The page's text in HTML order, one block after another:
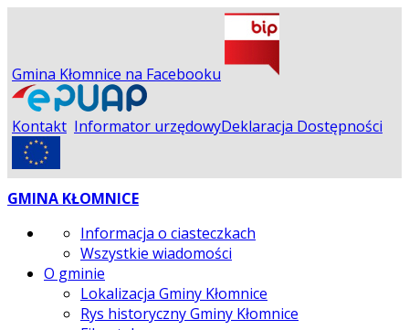
Gmina Kłomnice na Facebooku
Kontakt Informator urzędowyDeklaracja Dostępności
GMINA KŁOMNICE
Informacja o ciasteczkach
Wszystkie wiadomości
O gminie
Lokalizacja Gminy Kłomnice
Rys historyczny Gminy Kłomnice